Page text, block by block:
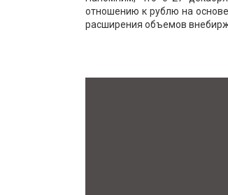
отношению к рублю на
расширения объемов